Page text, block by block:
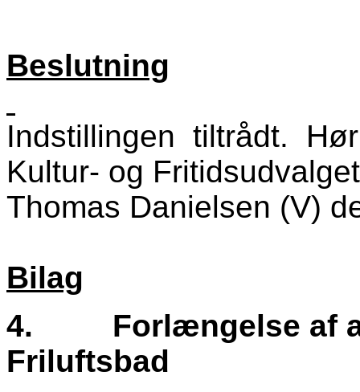
Beslutning
Indstillingen tiltrådt.
Kultur- og
Thomas Danielsen (V)
Bilag
4.
Forlængelse af
Friluftsbad